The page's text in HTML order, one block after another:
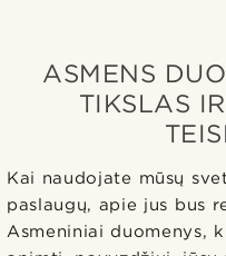
ASMENS
TIKSLAS
Kai naudojate mūsų
paslaugų, apie jus bus
Asmeniniai duomenys,